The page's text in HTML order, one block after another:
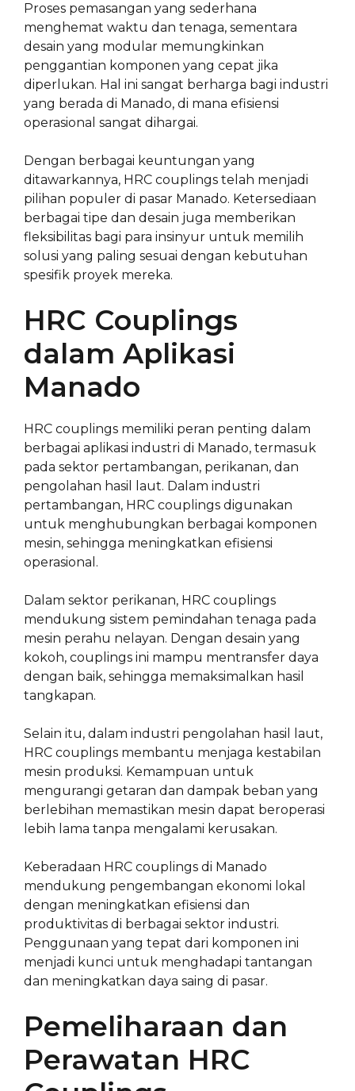
Proses pemasangan yang sederhana
menghemat waktu dan tenaga, sementara
desain yang modular memungkinkan
penggantian komponen yang cepat jika
diperlukan. Hal ini sangat berharga bagi industri
yang berada di Manado, di mana efisiensi
operasional sangat dihargai.
Dengan berbagai keuntungan yang
ditawarkannya, HRC couplings telah menjadi
pilihan populer di pasar Manado. Ketersediaan
berbagai tipe dan desain juga memberikan
fleksibilitas bagi para insinyur untuk memilih
solusi yang paling sesuai dengan kebutuhan
spesifik proyek mereka.
HRC Couplings
dalam Aplikasi
Manado
HRC couplings memiliki peran penting dalam
berbagai aplikasi industri di Manado, termasuk
pada sektor pertambangan, perikanan, dan
pengolahan hasil laut. Dalam industri
pertambangan, HRC couplings digunakan
untuk menghubungkan berbagai komponen
mesin, sehingga meningkatkan efisiensi
operasional.
Dalam sektor perikanan, HRC couplings
mendukung sistem pemindahan tenaga pada
mesin perahu nelayan. Dengan desain yang
kokoh, couplings ini mampu mentransfer daya
dengan baik, sehingga memaksimalkan hasil
tangkapan.
Selain itu, dalam industri pengolahan hasil laut,
HRC couplings membantu menjaga kestabilan
mesin produksi. Kemampuan untuk
mengurangi getaran dan dampak beban yang
berlebihan memastikan mesin dapat beroperasi
lebih lama tanpa mengalami kerusakan.
Keberadaan HRC couplings di Manado
mendukung pengembangan ekonomi lokal
dengan meningkatkan efisiensi dan
produktivitas di berbagai sektor industri.
Penggunaan yang tepat dari komponen ini
menjadi kunci untuk menghadapi tantangan
dan meningkatkan daya saing di pasar.
Pemeliharaan dan
Perawatan HRC